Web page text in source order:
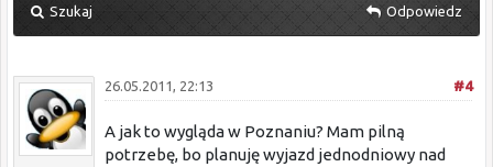
Szukaj Odpowiedz
#4
26.05.2011, 22:13
A jak to wygląda w Poznaniu? Mam pilną
potrzebę, bo planuję wyjazd jednodniowy nad